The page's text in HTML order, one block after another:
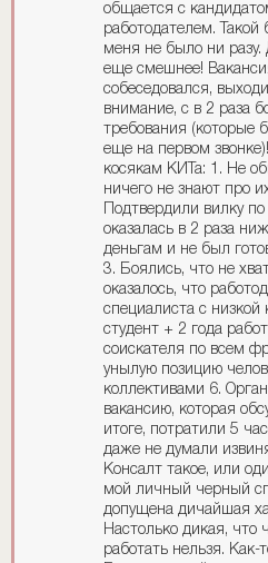
общается с
работодателем. Такой
меня не было ни разу.
еще смешнее!
собеседовался,
внимание, с в 2 раза
требования (которые
еще на первом
косякам КИТа: 1. Не
ничего не знают про
Подтвердили вилку
оказалась в 2 раза
деньгам и не был
3. Боялись, что не
оказалось, что
специалиста с низкой
студент + 2 года
соискателя по всем
унылую позицию
коллективами 6.
вакансию, которая
итоге, потратили 5
даже не думали
Консалт такое, или
мой личный черный
допущена дичайшая
Настолько дикая, что
работать нельзя. Как-